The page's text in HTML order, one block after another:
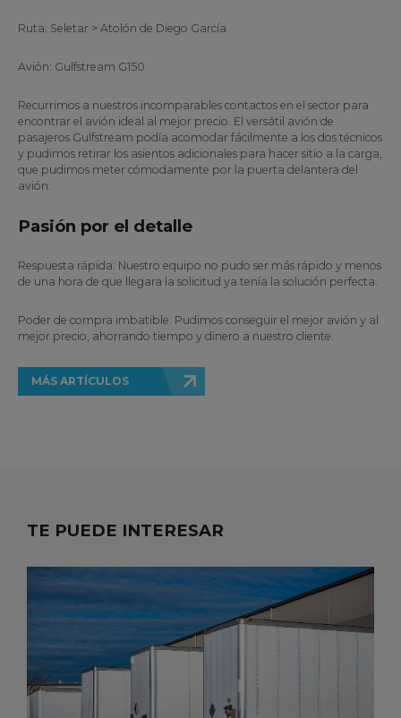
Ruta: Seletar > Atolón de Diego García
Avión: Gulfstream G150
Recurrimos a nuestros incomparables contactos en el sector para
encontrar el avión ideal al mejor precio. El versátil avión de
pasajeros Gulfstream podía acomodar fácilmente a los dos técnicos
y pudimos retirar los asientos adicionales para hacer sitio a la carga,
que pudimos meter cómodamente por la puerta delantera del
avión.
Pasión por el detalle
Respuesta rápida: Nuestro equipo no pudo ser más rápido y menos
de una hora de que llegara la solicitud ya tenía la solución perfecta.
Poder de compra imbatible: Pudimos conseguir el mejor avión y al
mejor precio, ahorrando tiempo y dinero a nuestro cliente.
MÁS ARTÍCULOS
TE PUEDE INTERESAR